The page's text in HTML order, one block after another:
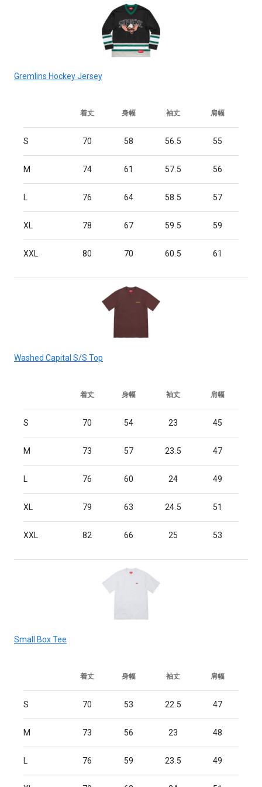
Gremlins Hockey Jersey
着丈 身幅 袖丈 肩幅
S 70 58 56.5 55
M 74 61 57.5 56
L 76 64 58.5 57
XL 78 67 59.5 59
XXL 80 70 60.5 61
Washed Capital S/S Top
着丈 身幅 袖丈 肩幅
S 70 54 23 45
M 73 57 23.5 47
L 76 60 24 49
XL 79 63 24.5 51
XXL 82 66 25 53
Small Box Tee
着丈 身幅 袖丈 肩幅
S 70 53 22.5 47
M 73 56 23 48
L 76 59 23.5 49